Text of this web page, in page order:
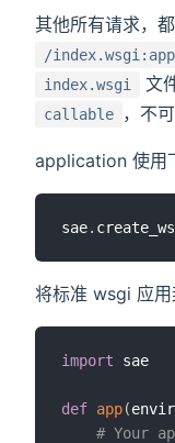
其他所有请求，
/
index.wsgi 文
callable ，不
application 使用
sae.
将标准 wsgi 应用
import sae
def app(
# Your